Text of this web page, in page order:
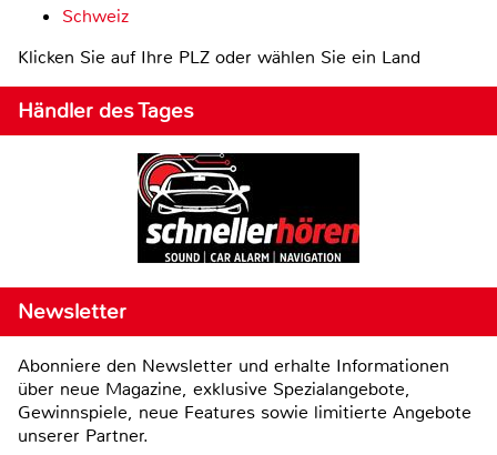
Schweiz
Klicken Sie auf Ihre PLZ oder wählen Sie ein Land
Händler des Tages
Newsletter
Abonniere den Newsletter und erhalte Informationen
über neue Magazine, exklusive Spezialangebote,
Gewinnspiele, neue Features sowie limitierte Angebote
unserer Partner.